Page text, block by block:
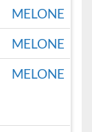
MELONE
MELONE
MELONE